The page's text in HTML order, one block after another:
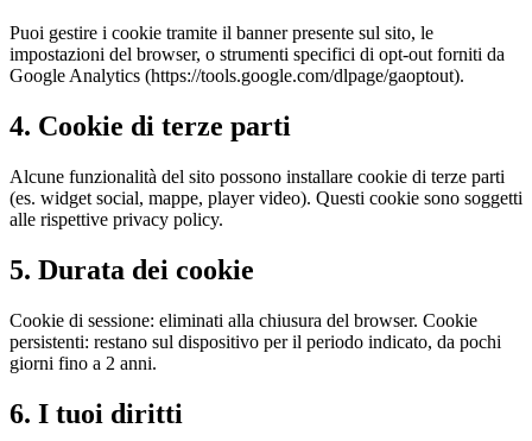
Puoi gestire i cookie tramite il banner presente sul sito, le
impostazioni del browser, o strumenti specifici di opt-out forniti da
Google Analytics (https://tools.google.com/dlpage/gaoptout).
4. Cookie di terze parti
Alcune funzionalità del sito possono installare cookie di terze parti
(es. widget social, mappe, player video). Questi cookie sono soggetti
alle rispettive privacy policy.
5. Durata dei cookie
Cookie di sessione: eliminati alla chiusura del browser. Cookie
persistenti: restano sul dispositivo per il periodo indicato, da pochi
giorni fino a 2 anni.
6. I tuoi diritti